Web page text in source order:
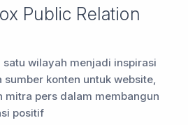
Public Relation
wilayah menjadi inspirasi
konten untuk website,
mitra pers dalam membangun
positif